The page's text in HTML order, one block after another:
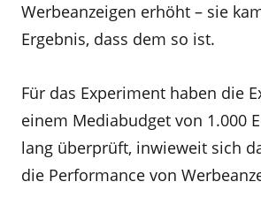
Werbeanzeigen erhöht – sie
Ergebnis, dass dem so ist.
Für das Experiment haben die
einem Mediabudget von 1.000
lang überprüft, inwieweit sich
die Performance von